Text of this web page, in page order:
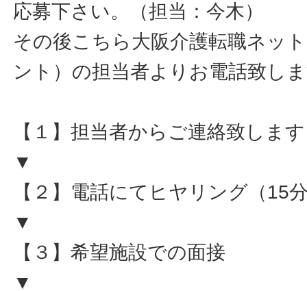
応募下さい。（担当：今木）
その後こちら大阪介護転職ネッ
ント）の担当者よりお電話致し
【１】担当者からご連絡致します
▼
【２】電話にてヒヤリング（15
▼
【３】希望施設での面接
▼